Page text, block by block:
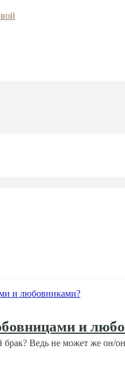
и
брак? Ведь не может же он/